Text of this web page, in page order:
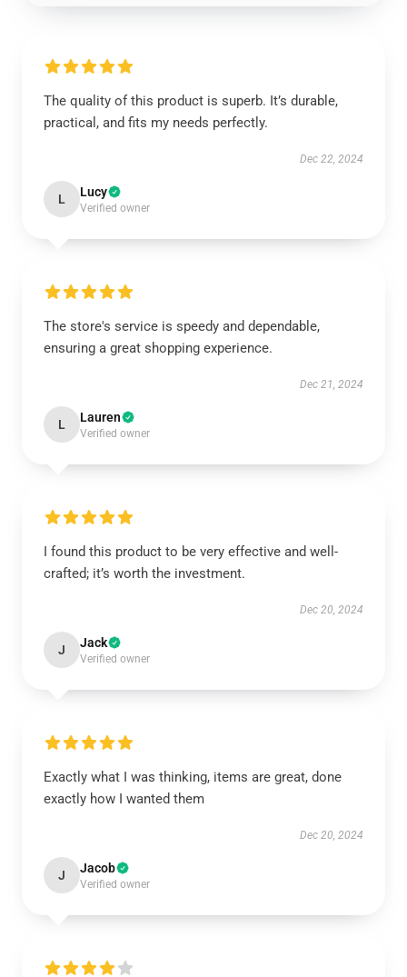
The quality of this product is superb. It’s durable,
practical, and fits my needs perfectly.
Dec 22, 2024
L Lucy
Verified owner
The store's service is speedy and dependable,
ensuring a great shopping experience.
Dec 21, 2024
L Lauren
Verified owner
I found this product to be very effective and well-
crafted; it’s worth the investment.
Dec 20, 2024
J Jack
Verified owner
Exactly what I was thinking, items are great, done
exactly how I wanted them
Dec 20, 2024
J Jacob
Verified owner